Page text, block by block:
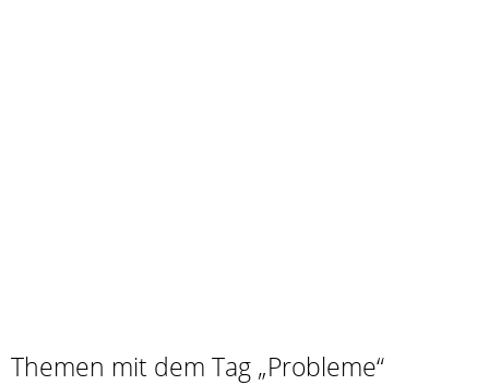
Themen mit dem Tag „Probleme“